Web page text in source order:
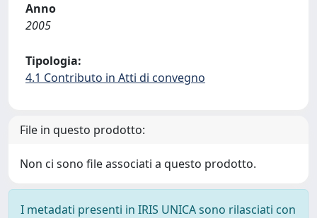
Anno
2005
Tipologia:
4.1 Contributo in Atti di convegno
File in questo prodotto:
Non ci sono file associati a questo prodotto.
I metadati presenti in IRIS UNICA sono rilasciati con